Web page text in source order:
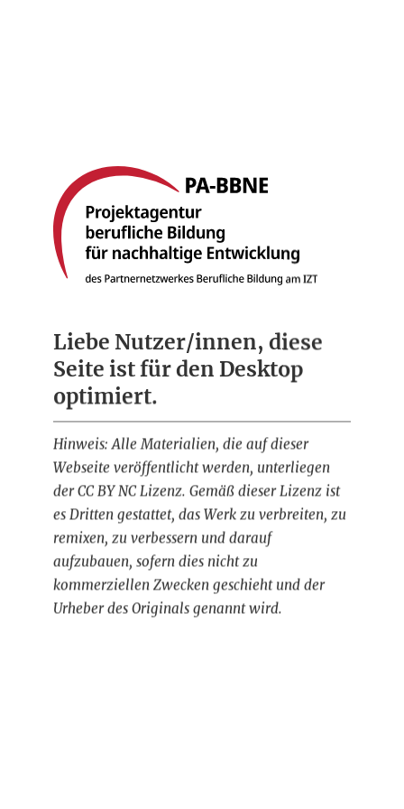
Liebe Nutzer/innen, diese
Seite ist für den Desktop
optimiert.
Hinweis: Alle Materialien, die auf dieser
Webseite veröffentlicht werden, unterliegen
der CC BY NC Lizenz. Gemäß dieser Lizenz ist
es Dritten gestattet, das Werk zu verbreiten, zu
remixen, zu verbessern und darauf
aufzubauen, sofern dies nicht zu
kommerziellen Zwecken geschieht und der
Urheber des Originals genannt wird.